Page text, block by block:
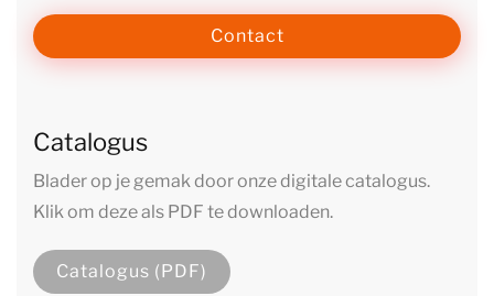
Contact
Catalogus
Blader op je gemak door onze digitale catalogus.
Klik om deze als PDF te downloaden.
Catalogus (PDF)